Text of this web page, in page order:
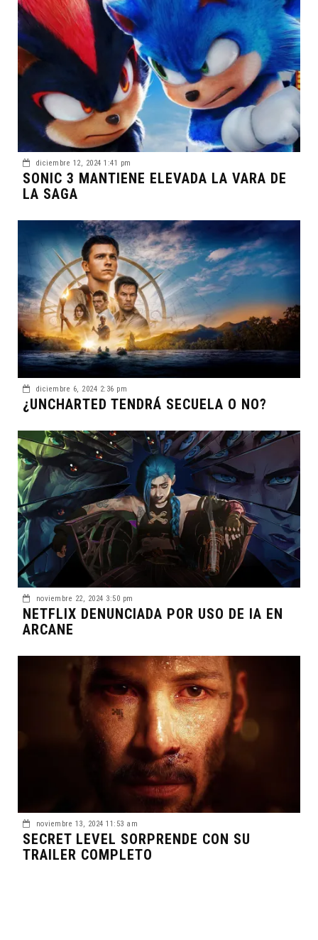
diciembre 12, 2024 1:41 pm
SONIC 3 MANTIENE ELEVADA LA VARA DE
LA SAGA
diciembre 6, 2024 2:36 pm
¿UNCHARTED TENDRÁ SECUELA O NO?
noviembre 22, 2024 3:50 pm
NETFLIX DENUNCIADA POR USO DE IA EN
ARCANE
noviembre 13, 2024 11:53 am
SECRET LEVEL SORPRENDE CON SU
TRAILER COMPLETO